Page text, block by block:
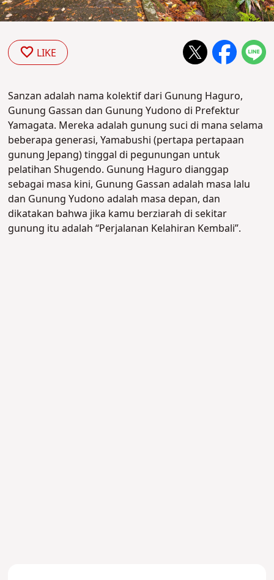
LIKE
Sanzan adalah nama kolektif dari Gunung Haguro,
Gunung Gassan dan Gunung Yudono di Prefektur
Yamagata. Mereka adalah gunung suci di mana selama
beberapa generasi, Yamabushi (pertapa pertapaan
gunung Jepang) tinggal di pegunungan untuk
pelatihan Shugendo. Gunung Haguro dianggap
sebagai masa kini, Gunung Gassan adalah masa lalu
dan Gunung Yudono adalah masa depan, dan
dikatakan bahwa jika kamu berziarah di sekitar
gunung itu adalah “Perjalanan Kelahiran Kembali”.